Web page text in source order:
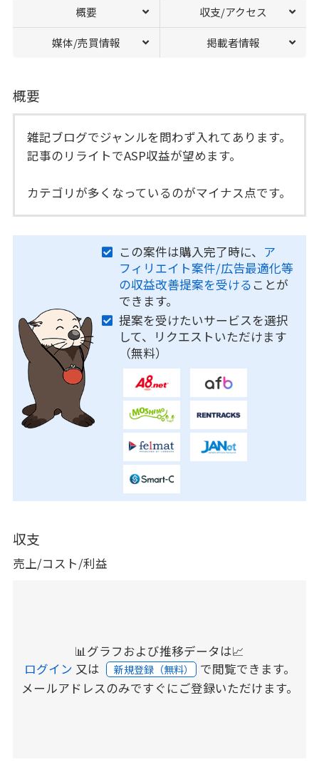
概要 収支/アクセス
媒体/売買情報 掲載者情報
概要
雑記ブログでジャンルを問わず入れてあります。
記事のリライトでASP収益が望めます。
カテゴリが多くなっているのがマイナス点です。
この案件は購入完了時に、 ア
フィリエイト案件/広告最適化等
の収益改善提案を受ける ことが
できます。
提案を受けたいサービスを選択
して、リクエストいただけます
（無料）
収支
売上/コスト/利益
📊グラフおよび推移データは📈
ログイン 又は 新規登録（無料） で閲覧できます。
メールアドレスのみですぐにご登録いただけます。